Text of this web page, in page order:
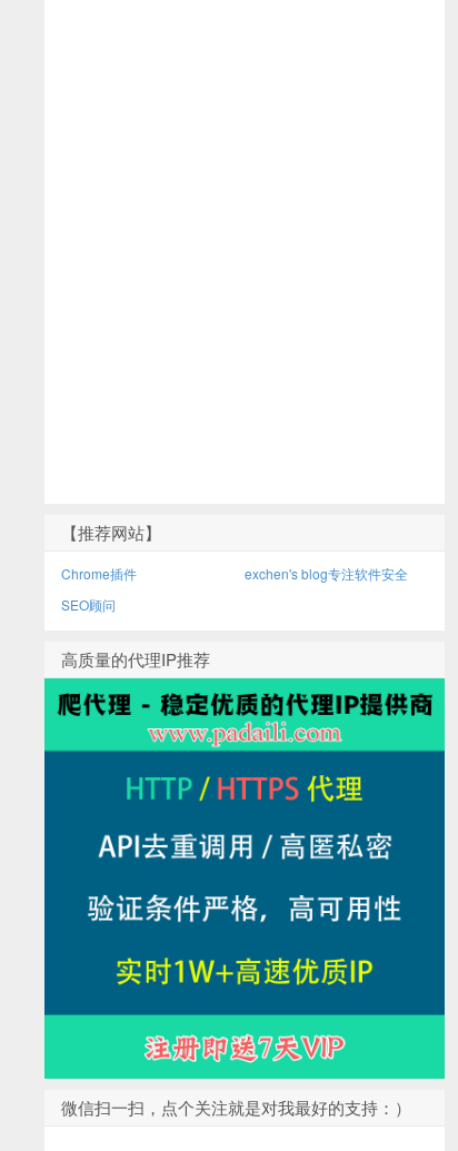
【推荐网站】
Chrome插件
exchen's blog专注软件安全
SEO顾问
高质量的代理IP推荐
微信扫一扫，点个关注就是对我最好的支持：）